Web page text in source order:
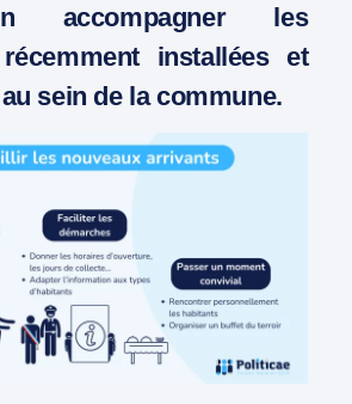
accompagner les
installées et
sein de la commune.